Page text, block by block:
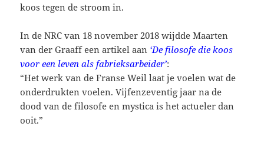
koos tegen de stroom in.
In de NRC van 18 november 2018 wijdde Maarten
van der Graaff een artikel aan ‘De filosofe die koos
voor een leven als fabrieksarbeider’:
“Het werk van de Franse Weil laat je voelen wat de
onderdrukten voelen. Vijfenzeventig jaar na de
dood van de filosofe en mystica is het actueler dan
ooit.”